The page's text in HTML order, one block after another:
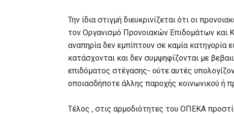
Την ίδια στιγμή διευκρινίζεται ότι οι
τον Οργανισμό Προνοιακών Επιδομάτων και
αναπηρία δεν εμπίπτουν σε καμία κατηγορία
κατάσχονται και δεν συμψηφίζονται με
επιδόματος στέγασης- ούτε αυτές
οποιασδήποτε άλλης παροχής κοινωνικού ή
Τέλος , στις αρμοδιότητες του ΟΠΕΚΑ